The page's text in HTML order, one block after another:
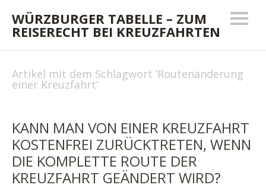
WÜRZBURGER TABELLE – ZUM
REISERECHT BEI KREUZFAHRTEN
Artikel mit dem Schlagwort ‘Routenänderung
einer Kreuzfahrt’
KANN MAN VON EINER KREUZFAHRT
KOSTENFREI ZURÜCKTRETEN, WENN
DIE KOMPLETTE ROUTE DER
KREUZFAHRT GEÄNDERT WIRD?